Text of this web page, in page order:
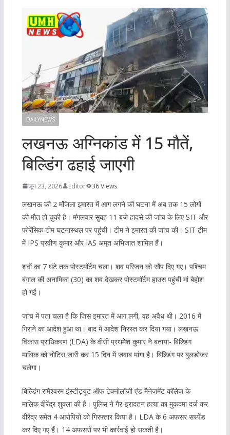
DAILYNEWS
लखनऊ अग्निकांड में 15 मौतें,
बिल्डिंग ढहाई जाएगी
जून 23, 2026 Editor 36 Views
लखनऊ की 2 मंजिला इमारत में आग लगने की घटना में अब तक 15 लोगों
की मौत हो चुकी है। मंगलवार सुबह 11 बजे हादसे की जांच के लिए SIT और
फोरेंसिक टीम घटनास्थल पर पहुंची। टीम ने इमारत की जांच की। SIT टीम
में IPS प्रवीण कुमार और IAS अमृत अभिजात शामिल हैं।
शवों का 7 घंटे तक पोस्टमॉर्टम चला। शव परिजन को सौंप दिए गए। पश्चिम
बंगाल की अनामिका (30) का शव देखकर पोस्टमॉर्टम हाउस पहुंची मां बेहोश
हो गईं।
जांच में पता चला है कि जिस इमारत में आग लगी, वह अवैध थी। 2016 में
गिराने का आदेश हुआ था। बाद में आदेश निरस्त कर दिया गया। लखनऊ
विकास प्राधिकरण (LDA) के वीसी प्रथमेश कुमार ने बताया- बिल्डिंग
मालिक को नोटिस जारी कर 15 दिन में जवाब मांगा है। बिल्डिंग पर बुलडोजर
चलेगा।
बिल्डिंग रामेश्वरम इंस्टीट्यूट ऑफ टेक्नोलॉजी एंड मैनेजमेंट कॉलेज के
मालिक वीरेंद्र शुक्ला की है। पुलिस ने गैर-इरादतन हत्या का मुकदमा दर्ज कर
वीरेंद्र समेत 4 आरोपियों को गिरफ्तार किया है। LDA के 6 अफसर सस्पेंड
कर दिए गए हैं। 14 अफसरों पर भी कार्रवाई हो सकती है।